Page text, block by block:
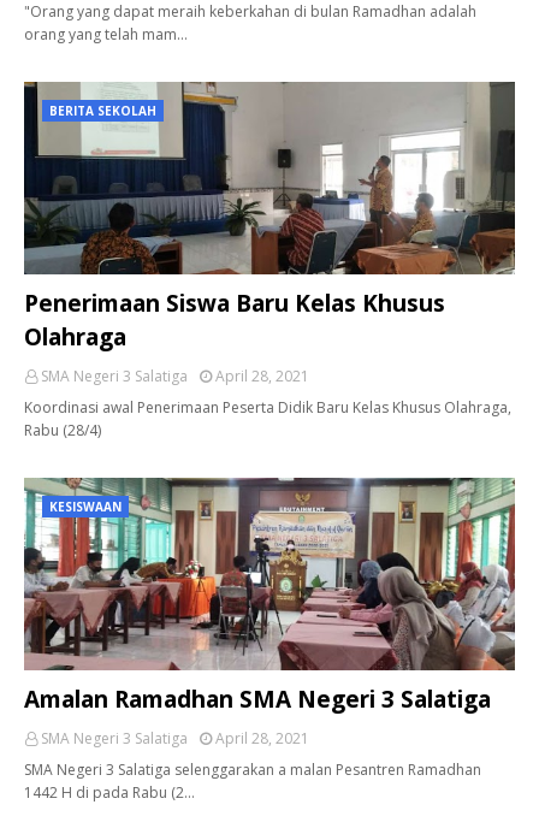
"Orang yang dapat meraih keberkahan di bulan Ramadhan adalah
orang yang telah mam…
BERITA SEKOLAH
Penerimaan Siswa Baru Kelas Khusus
Olahraga
SMA Negeri 3 Salatiga
April 28, 2021
Koordinasi awal Penerimaan Peserta Didik Baru Kelas Khusus Olahraga,
Rabu (28/4)
KESISWAAN
Amalan Ramadhan SMA Negeri 3 Salatiga
SMA Negeri 3 Salatiga
April 28, 2021
SMA Negeri 3 Salatiga selenggarakan a malan Pesantren Ramadhan
1442 H di pada Rabu (2…